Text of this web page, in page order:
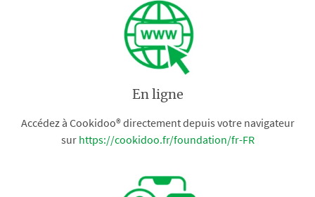
En ligne
Accédez à Cookidoo® directement depuis votre navigateur
sur https://cookidoo.fr/foundation/fr-FR